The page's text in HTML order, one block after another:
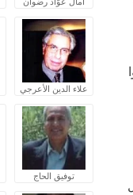
علاء الدين الأعرجي
توفيق الحاج